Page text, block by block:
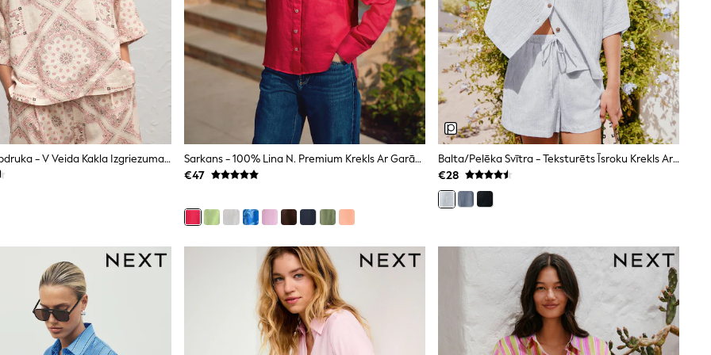
Ekru Peislija Apdruka - V Veida Kakla Izgriezuma Lina Maisījuma Regbija Krekls
Sarkans - 100% Lina N. Premium Krekls Ar Garām Piedurknēm
€47
Balta/pelēka Svītra - Teksturēts Īsroku Krekls Ar Linu
€28